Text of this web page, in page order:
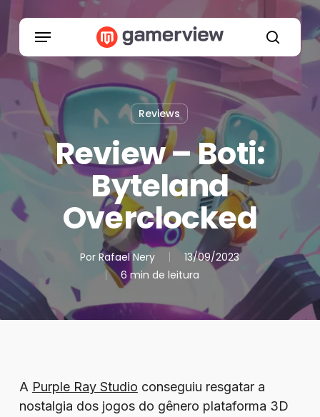
content
search
Menu
Reviews
Review – Boti:
Byteland
Overclocked
Por Rafael Nery
13/09/2023
6 min de leitura
A Purple Ray Studio conseguiu resgatar a
nostalgia dos jogos do gênero plataforma 3D